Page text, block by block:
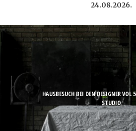
24.08.2026.
HAUSBESUCH BEI DEN DESIGNER VOL
STUDIO